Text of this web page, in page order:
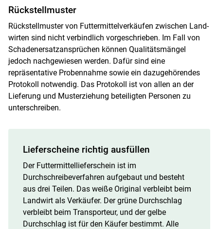
Skip to main content
Rückstellmuster
Rückstellmuster von Futtermittelverkäufen zwischen Land­
wirten sind nicht verbindlich vorgeschrieben. Im Fall von
Schadenersatzansprüchen können Qualitätsmängel
jedoch nachgewiesen werden. Dafür sind eine
repräsentative Probennahme sowie ein dazugehörendes
Protokoll notwendig. Das Protokoll ist von allen an der
Lieferung und Musterziehung beteiligten Personen zu
unterschreiben.
Lieferscheine richtig ausfüllen
Der Futtermittellieferschein ist im
Durchschreibeverfahren aufgebaut und besteht
aus drei Teilen. Das weiße Original verbleibt beim
Landwirt als Verkäufer. Der grüne Durchschlag
verbleibt beim Transporteur, und der gelbe
Durchschlag ist für den Käufer bestimmt. Alle